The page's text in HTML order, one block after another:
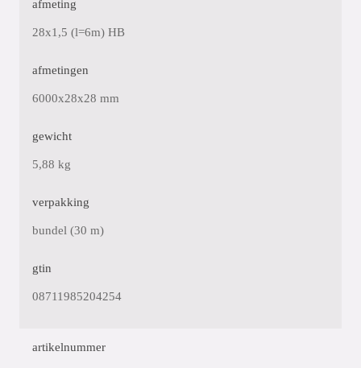
afmeting
28x1,5 (l=6m) HB
afmetingen
6000x28x28 mm
gewicht
5,88 kg
verpakking
bundel (30 m)
gtin
08711985204254
artikelnummer